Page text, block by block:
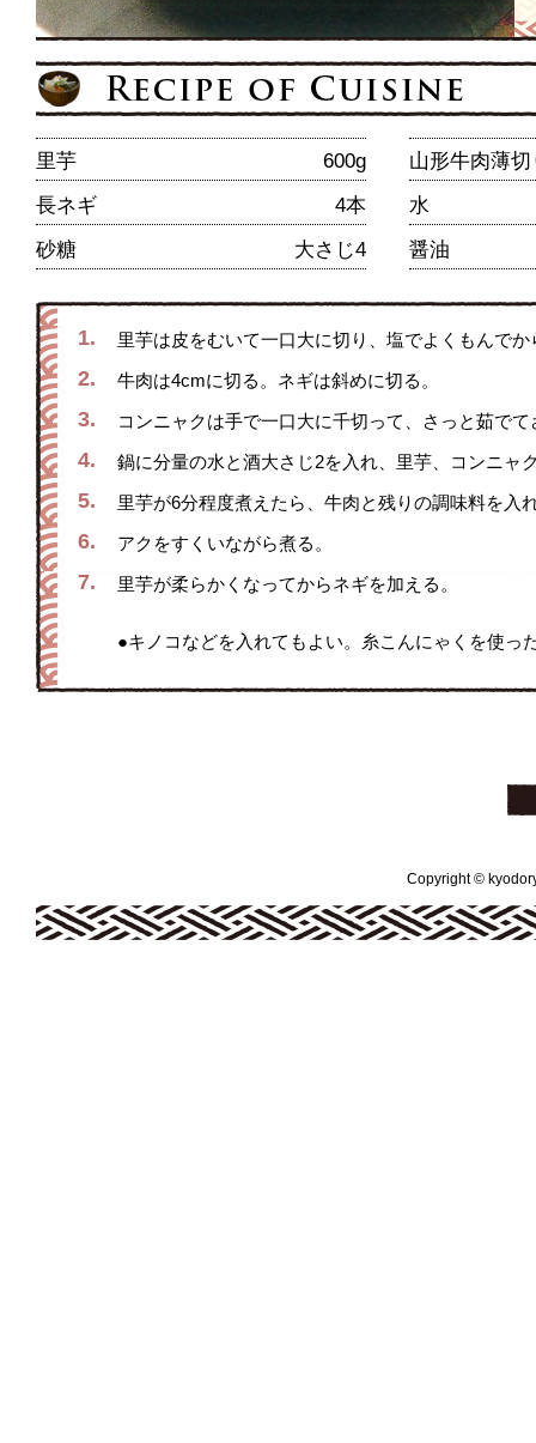
里芋 600g
山形牛肉薄切
長ネギ
4本
水
砂糖
大さじ4 醤油
1. 里芋は皮をむいて一口大に切り、塩でよくもんで
2. 牛肉は4cmに切る。ネギは斜めに切る。
3. コンニャクは手で一口大に千切って、さっと茹で
4. 鍋に分量の水と酒大さじ2を入れ、里芋、コンニャ
5. 里芋が6分程度煮えたら、牛肉と残りの調味料を入
6. アクをすくいながら煮る。
7. 里芋が柔らかくなってからネギを加える。
●キノコなどを入れてもよい。糸こんにゃくを使っ
Copyright ©